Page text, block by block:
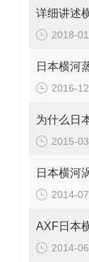
详细讲述
2018-
2016-
2015-
2014-
AXF日本
2014-